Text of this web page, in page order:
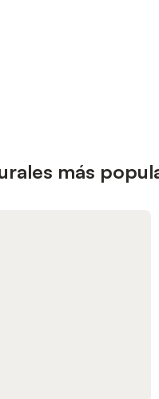
más